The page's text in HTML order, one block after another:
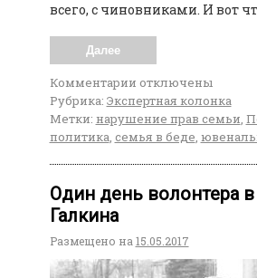
всего, с чиновниками. И вот
Далее
Комментарии отключены
Рубрика: Экспертная колонка
Метки: нарушение прав семьи,
политика, семья в беде,
Один день волонтера
Галкина
Размещено на 15.05.2017